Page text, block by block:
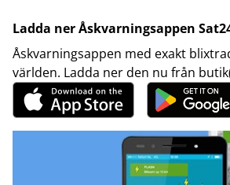
Ladda ner Åskvarningsappen
Åskvarningsappen med exakt
världen. Ladda ner den nu från